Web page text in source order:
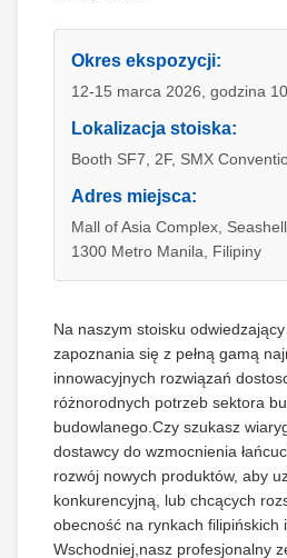
Okres ekspozycji:
12-15 marca 2026, godzina
Lokalizacja stoiska:
Booth SF7, 2F, SMX
Adres miejsca:
Mall of Asia Complex,
1300 Metro Manila, Filipiny
Na naszym stoisku
zapoznania się z pełną gamą
innowacyjnych rozwiązań
różnorodnych potrzeb sektora
budowlanego.Czy szukasz
dostawcy do wzmocnienia
rozwój nowych produktów, aby
konkurencyjną, lub chcących
obecność na rynkach filipińskich i
Wschodniej,nasz profesjonalny